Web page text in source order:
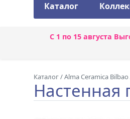
Каталог
С 1 по 15 августа
Каталог/Alma Ceramica Bilbao
Настенная